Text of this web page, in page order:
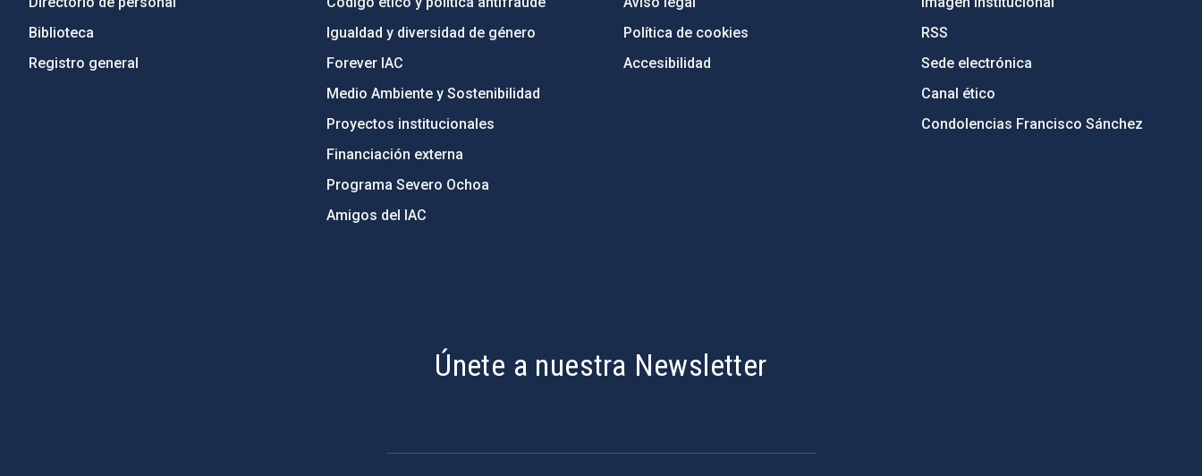
Biblioteca
Registro general
Igualdad y diversidad de género
Forever IAC
Medio Ambiente y Sostenibilidad
Proyectos institucionales
Financiación externa
Programa Severo Ochoa
Amigos del IAC
Política de cookies
Accesibilidad
RSS
Sede electrónica
Canal ético
Condolencias Francisco Sánchez
Únete a nuestra Newsletter